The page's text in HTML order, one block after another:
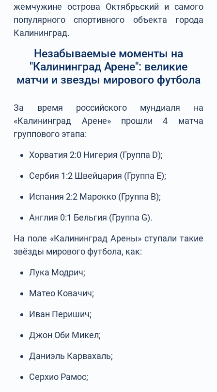
жемчужине острова Октябрьский и самого
популярного спортивного объекта города
Калининград.
Незабываемые моменты на
"Калининград Арене": великие
матчи и звезды мирового футбола
За время российского мундиаля на
«Калининград Арене» прошли 4 матча
группового этапа:
Хорватия 2:0 Нигерия (Группа D);
Сербия 1:2 Швейцария (Группа E);
Испания 2:2 Марокко (Группа B);
Англия 0:1 Бельгия (Группа G).
На поле «Калининград Арены» ступали такие
звёзды мирового футбола, как:
Лука Модрич;
Матео Ковачич;
Иван Перишич;
Джон Оби Микел;
Даниэль Карвахаль;
Серхио Рамос;